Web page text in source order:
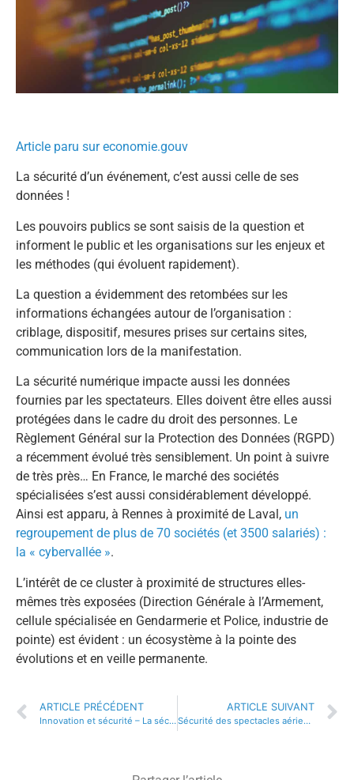
Article paru sur economie.gouv
La sécurité d’un événement, c’est aussi celle de ses
données !
Les pouvoirs publics se sont saisis de la question et
informent le public et les organisations sur les enjeux et
les méthodes (qui évoluent rapidement).
La question a évidemment des retombées sur les
informations échangées autour de l’organisation :
criblage, dispositif, mesures prises sur certains sites,
communication lors de la manifestation.
La sécurité numérique impacte aussi les données
fournies par les spectateurs. Elles doivent être elles aussi
protégées dans le cadre du droit des personnes. Le
Règlement Général sur la Protection des Données (RGPD)
a récemment évolué très sensiblement. Un point à suivre
de très près… En France, le marché des sociétés
spécialisées s’est aussi considérablement développé.
Ainsi est apparu, à Rennes à proximité de Laval, un
regroupement de plus de 70 sociétés (et 3500 salariés) :
la « cybervallée ».
L’intérêt de ce cluster à proximité de structures elles-
mêmes très exposées (Direction Générale à l’Armement,
cellule spécialisée en Gendarmerie et Police, industrie de
pointe) est évident : un écosystème à la pointe des
évolutions et en veille permanente.
ARTICLE PRÉCÉDENT
Innovation et sécurité – La sécurité privée pourra elle devenir prédictive ?
ARTICLE SUIVANT
Sécurité des spectacles aériens : un secteur complexe